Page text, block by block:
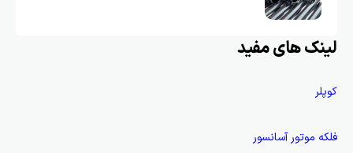
لینک های مفید
کوپلر
فلکه موتور آسانسور